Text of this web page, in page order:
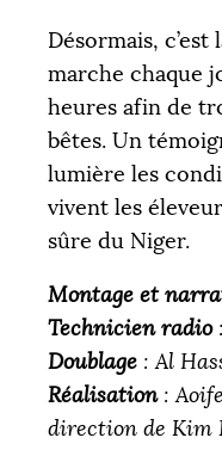
Désormais,
marche chaque
heures afin de
bêtes. Un
lumière les
vivent les
sûre du Niger.
Montage et
Technicien radio
Doublage : Al
Réalisation:
direction de Kim
12 205 €
|
PALIER 1
5000 €